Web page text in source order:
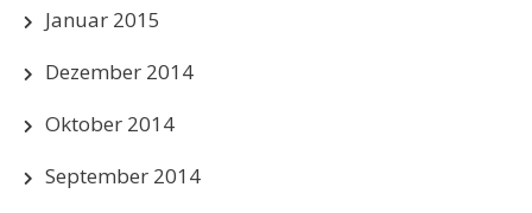
Januar 2015
Dezember 2014
Oktober 2014
September 2014